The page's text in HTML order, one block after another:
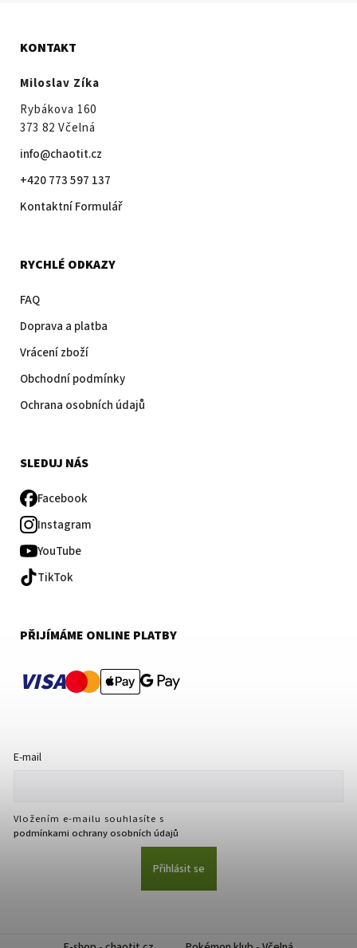
KONTAKT
Miloslav Zíka
Rybákova 160
373 82 Včelná
info@chaotit.cz
+420 773 597 137
Kontaktní Formulář
RYCHLÉ ODKAZY
FAQ
Doprava a platba
Vrácení zboží
Obchodní podmínky
Ochrana osobních údajů
SLEDUJ NÁS
Facebook
Instagram
YouTube
TikTok
PŘIJÍMÁME ONLINE PLATBY
VISA
E-mail
Vložením e-mailu souhlasíte s
podmínkami ochrany osobních údajů
Přihlásit se